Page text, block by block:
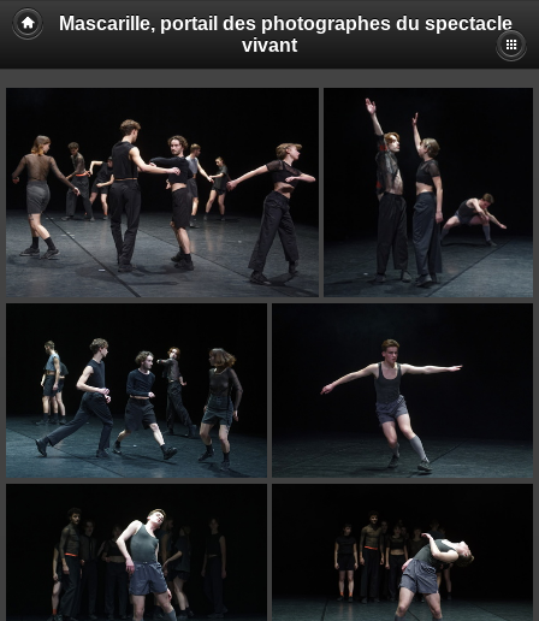
Mascarille, portail des photographes du spectacle
vivant